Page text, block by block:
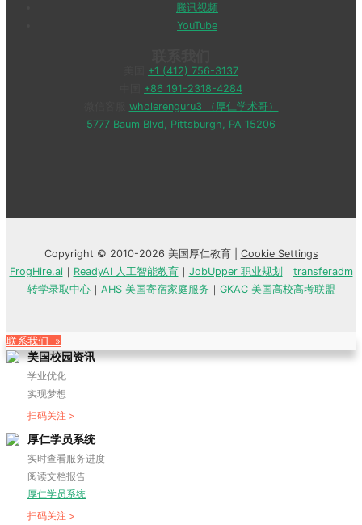
腾讯视频
YouTube
+1 (412) 756-3137
+86 191-2318-4284
wholerenguru3 （厚仁学术哥）
5777 Baum Blvd, Pittsburgh, PA 15206
Copyright © 2010-2026 美国厚仁教育 | Cookie Settings
FrogHire.ai｜ ReadyAI 人工智能教育｜ JobUpper 职业规划 ｜ transferadm
转学录取中心｜ AHS 美国寄宿家庭服务 ｜ GKAC 美国高校高考联盟
联系我们 »
美国校园资讯
学业优化
实现梦想
扫码关注 >
厚仁学员系统
实时查看服务进度
阅读文档报告
厚仁学员系统
扫码关注 >